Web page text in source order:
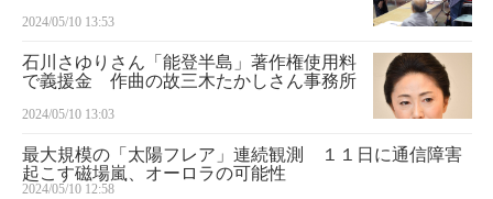
2024/05/10 13:53
石川さゆりさん「能登半島」著作権使用料
で義援金 作曲の故三木たかしさん事務所
2024/05/10 13:03
最大規模の「太陽フレア」連続観測 １１日に通信障害
起こす磁場嵐、オーロラの可能性
2024/05/10 12:58